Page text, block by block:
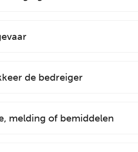
de bedreiger
melding of bemiddelen